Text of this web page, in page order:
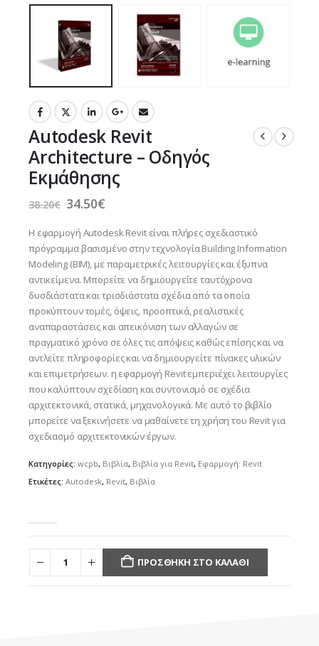
Autodesk Revit
Architecture – Οδηγός
Εκμάθησης
38.20€ Original
was:
38.20€.
34.50€
τιμή
είναι:
34.50€.
Η εφαρμογή Autodesk Revit είναι πλήρες σχεδιαστικό
πρόγραμμα βασισμένο στην τεχνολογία Building Information
Modeling (BIM), με παραμετρικές λειτουργίες και έξυπνα
αντικείμενα. Μπορείτε να δημιουργείτε ταυτόχρονα
δυσδιάστατα και τρισδιάστατα σχέδια από τα οποία
προκύπτουν τομές, όψεις, προοπτικά, ρεαλιστικές
αναπαραστάσεις και απεικόνιση των αλλαγών σε
πραγματικό χρόνο σε όλες τις απόψεις καθώς επίσης και να
αντλείτε πληροφορίες και να δημιουργείτε πίνακες υλικών
και επιμετρήσεων. η εφαρμογή Revit εμπεριέχει λειτουργίες
που καλύπτουν σχεδίαση και συντονισμό σε σχέδια
αρχιτεκτονικά, στατικά, μηχανολογικά. Με αυτό το βιβλίο
μπορείτε να ξεκινήσετε να μαθαίνετε τη χρήση του Revit για
σχεδιασμό αρχιτεκτονικών έργων.
Κατηγορίες: wcpb, Βιβλία, Βιβλία για Revit, Εφαρμογή: Revit
Ετικέτες: Autodesk, Revit, Βιβλία
ΠΡΟΣΘΉΚΗ ΣΤΟ ΚΑΛΆΘΙ